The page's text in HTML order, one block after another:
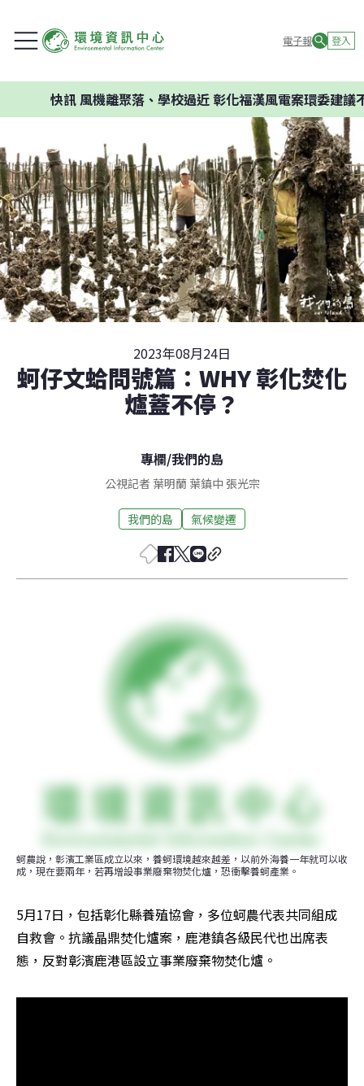
電子報 登入
風機離聚落、學校過近 彰化福漢風電案環委建議不應開發
2023年08月24日
蚵仔文蛤問號篇：WHY 彰化焚化
爐蓋不停？
專欄/我們的島
公視記者 葉明蘭 葉鎮中 張光宗
我們的島 氣候變遷
蚵農說，彰濱工業區成立以來，養蚵環境越來越差，以前外海養一年就可以收
成，現在要兩年，若再增設事業廢棄物焚化爐，恐衝擊養蚵產業。
5月17日，包括彰化縣養殖協會，多位蚵農代表共同組成
自救會。抗議晶鼎焚化爐案，鹿港鎮各級民代也出席表
態，反對彰濱鹿港區設立事業廢棄物焚化爐。